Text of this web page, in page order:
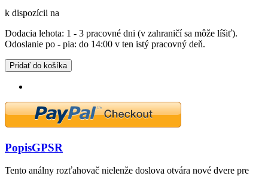
k dispozícii na
Dodacia lehota: 1 - 3 pracovné dni (v zahraničí sa môže líšiť).
Odoslanie po - pia: do 14:00 v ten istý pracovný deň.
Pridať do košíka
PopisGPSR
Tento análny rozťahovač nielenže doslova otvára nové dvere pre